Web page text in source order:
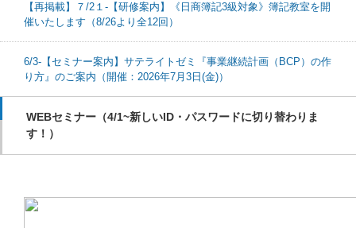
【再掲載】７/2１-【研修案内】《日商簿記3級対象》簿記教室を開
催いたします（8/26より全12回）
6/3-【セミナー案内】サテライトゼミ『事業継続計画（BCP）の作
り方』のご案内（開催：2026年7月3日(金)）
WEBセミナー（4/1~新しいID・パスワードに切り替わりま
す！）